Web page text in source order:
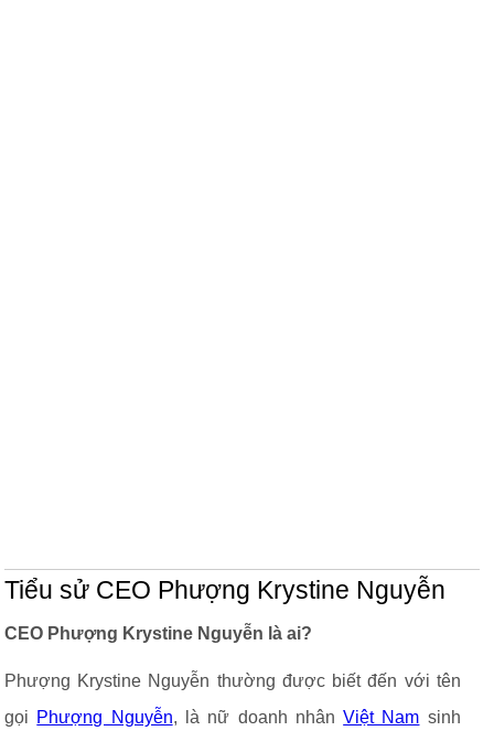
Tiểu sử CEO Phượng Krystine Nguyễn
CEO Phượng Krystine Nguyễn là ai?
Phượng Krystine Nguyễn thường được biết đến với tên
gọi Phượng Nguyễn, là nữ doanh nhânViệt Nam sinh